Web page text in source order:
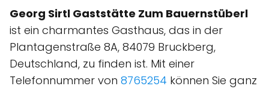
Georg Sirtl Gaststätte Zum Bauernstüberl
ist ein charmantes Gasthaus, das in der
Plantagenstraße 8A, 84079 Bruckberg,
Deutschland, zu finden ist. Mit einer
Telefonnummer von 8765254 können Sie ganz